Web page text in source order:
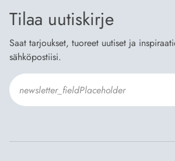
Tilaa uutiskirje
Saat tarjoukset, tuoreet uutiset ja
sähköpostiisi.